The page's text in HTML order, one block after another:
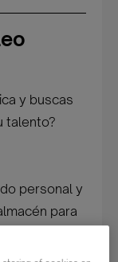
y buscas
talento?
personal y
para